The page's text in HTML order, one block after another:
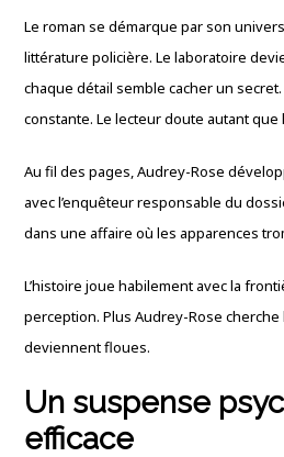
Le roman se démarque par son
littérature policière. Le laboratoire
chaque détail semble cacher un
constante. Le lecteur doute autant que
Au fil des pages, Audrey-Rose
avec l’enquêteur responsable du
dans une affaire où les apparences
L’histoire joue habilement avec la
perception. Plus Audrey-Rose
deviennent floues.
Un suspense
efficace